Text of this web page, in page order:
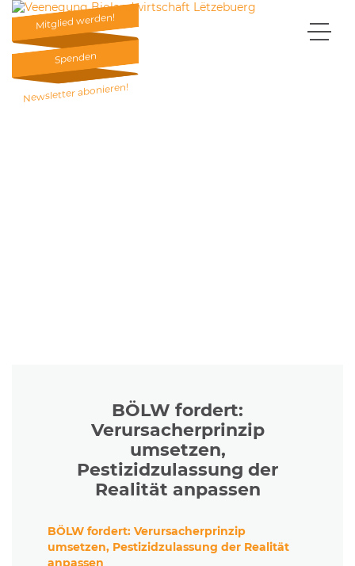
Mitglied werden!
Mitglied werden!
Spenden
Spenden
Newsletter abonieren!
BÖLW fordert:
Verursacherprinzip
umsetzen,
Pestizidzulassung der
Realität anpassen
BÖLW fordert: Verursacherprinzip
umsetzen, Pestizidzulassung der Realität
anpassen